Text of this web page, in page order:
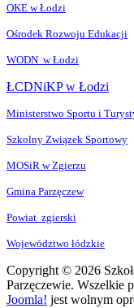
OKE w Łodzi
Ośrodek Rozwoju Edukacji
WODN w Łodzi
ŁCDNiKP w Łodzi
Ministerstwo Sportu i
Szkolny Związek Sportowy
MOSiR w Zgierzu
Gmina Parzęczew
Powiat zgierski
Województwo łódzkie
Copyright © 2026
Parzęczewie. Wszelkie
Joomla! jest wolnym